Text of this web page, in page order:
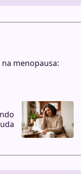
menopausa: